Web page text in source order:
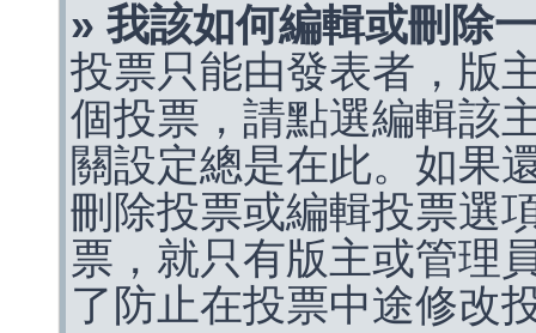
» 我該如何編輯或刪除
投票只能由發表者，版
個投票，請點選編輯該
關設定總是在此。如果
刪除投票或編輯投票選
票，就只有版主或管理
了防止在投票中途修改